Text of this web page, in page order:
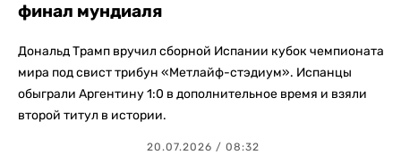
финал мундиаля
Дональд Трамп вручил сборной Испании кубок чемпионата
мира под свист трибун «Метлайф-стэдиум». Испанцы
обыграли Аргентину 1:0 в дополнительное время и взяли
второй титул в истории.
20.07.2026 / 08:32